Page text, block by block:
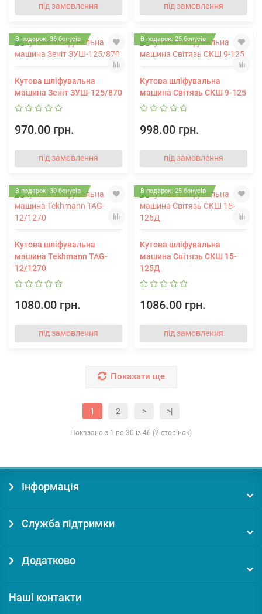
під замовлення під замовлення
В подарок: 36 бонусів
Кутова шліфувальна
машина Зеніт ЗУШ-125/870
970.00 грн.
під замовлення
В подарок: 25 бонусів
Кутова шліфувальна
машина Світязь СКШ 9-125
998.00 грн.
під замовлення
В подарок: 30 бонусів
Кутова шліфувальна
машина Tekhmann TAG-
12/1270
1080.00 грн.
під замовлення
В подарок: 25 бонусів
Кутова шліфувальна
машина Світязь СКШ 15-
125Д
1086.00 грн.
під замовлення
Показати ще
1 2 > >|
Показано з 1 по 30 із 46 (2 сторінок)
Інформація
Служба підтримки
Додатково
Наші контакти